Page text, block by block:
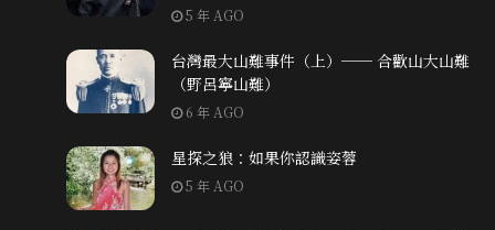
5 年 AGO
台灣最大山難事件（上）── 合歡山大山難
（野呂寧山難）
6 年 AGO
星探之狼：如果你認識姿蓉
5 年 AGO